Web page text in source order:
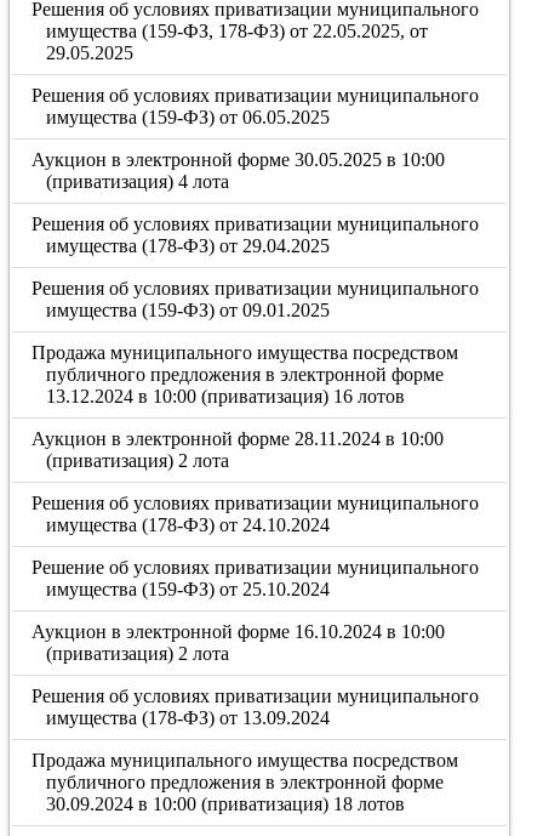
Решения об условиях приватизации муниципального
имущества (159-ФЗ, 178-ФЗ) от 22.05.2025, от
29.05.2025
Решения об условиях приватизации муниципального
имущества (159-ФЗ) от 06.05.2025
Аукцион в электронной форме 30.05.2025 в 10:00
(приватизация) 4 лота
Решения об условиях приватизации муниципального
имущества (178-ФЗ) от 29.04.2025
Решения об условиях приватизации муниципального
имущества (159-ФЗ) от 09.01.2025
Продажа муниципального имущества посредством
публичного предложения в электронной форме
13.12.2024 в 10:00 (приватизация) 16 лотов
Аукцион в электронной форме 28.11.2024 в 10:00
(приватизация) 2 лота
Решения об условиях приватизации муниципального
имущества (178-ФЗ) от 24.10.2024
Решение об условиях приватизации муниципального
имущества (159-ФЗ) от 25.10.2024
Аукцион в электронной форме 16.10.2024 в 10:00
(приватизация) 2 лота
Решения об условиях приватизации муниципального
имущества (178-ФЗ) от 13.09.2024
Продажа муниципального имущества посредством
публичного предложения в электронной форме
30.09.2024 в 10:00 (приватизация) 18 лотов